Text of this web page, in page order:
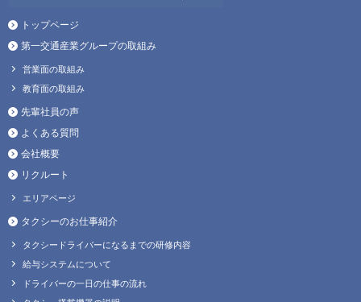
トップページ
第一交通産業グループの取組み
営業面の取組み
教育面の取組み
先輩社員の声
よくある質問
会社概要
リクルート
エリアページ
タクシーのお仕事紹介
タクシードライバーになるまでの研修内容
給与システムについて
ドライバーの一日の仕事の流れ